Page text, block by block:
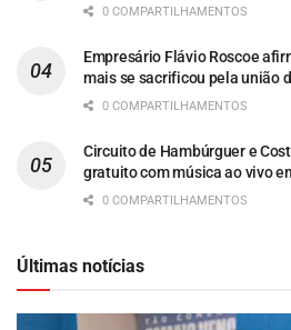
0 COMPARTILHAMENTOS
Empresário Flávio Roscoe
mais se sacrificou pela união
0 COMPARTILHAMENTOS
Circuito de Hambúrguer e
gratuito com música ao vivo
0 COMPARTILHAMENTOS
Últimas notícias